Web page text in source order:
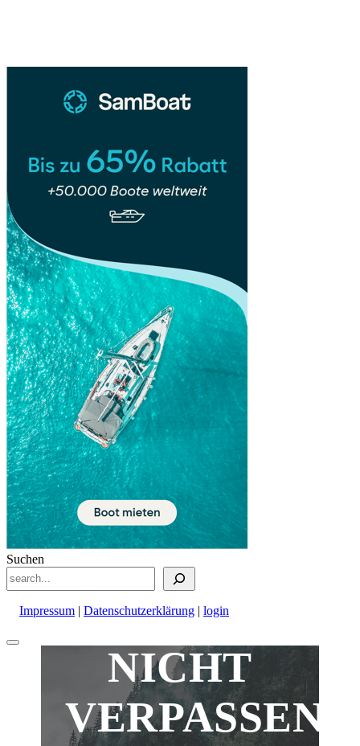
Surrealen
Landschaften
Suchen
Impressum | Datenschutzerklärung | login
Nach
NICHT
VERPASSEN!